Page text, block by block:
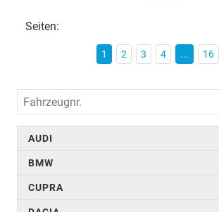
Seiten:
1 2 3 4 ... 16
Fahrzeugnr.
AUDI
BMW
CUPRA